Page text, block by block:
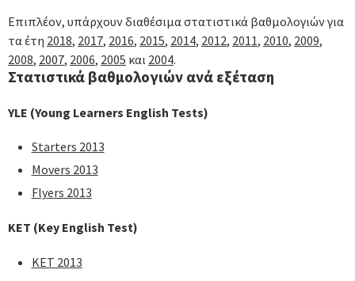
Επιπλέον, υπάρχουν διαθέσιμα στατιστικά βαθμολογιών για
τα έτη 2018, 2017, 2016, 2015, 2014, 2012, 2011, 2010, 2009,
2008, 2007, 2006, 2005 και 2004.
Στατιστικά βαθμολογιών ανά εξέταση
YLE (Young Learners English Tests)
Starters 2013
Movers 2013
Flyers 2013
KET (Key English Test)
KET 2013